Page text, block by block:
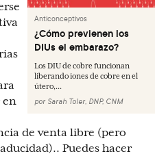
Anticonceptivos
¿Cómo previenen los
DIUs el embarazo?
Los DIU de cobre funcionan
liberando iones de cobre en el
útero,...
por Sarah Toler, DNP, CNM
en
de venta libre (pero
Puedes hacer